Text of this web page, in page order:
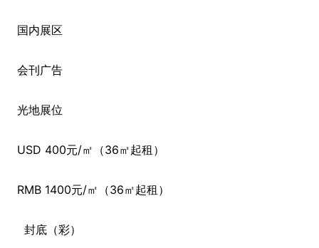
国内展区
会刊广告
光地展位
USD 400元/㎡（36㎡起租）
RMB 1400元/㎡（36㎡起租）
封底（彩）